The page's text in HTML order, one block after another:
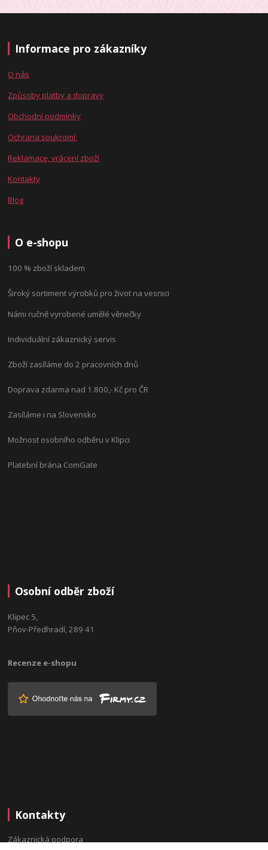
Informace pro zákazníky
O nás
Způsoby platby a dopravy
Obchodní podmínky
Ochrana soukromí
Reklamace, vrácení zboží
Kontakty
Blog
O e-shopu
100 % zboží skladem
Široký sortiment výrobků pro život na vesnici
Námi ručně vyrobené umělé věnečky
Individuální zákaznický servis
Zboží zasíláme do 2 pracovních dnů
Doprava zdarma nad 1.800,- Kč pro ČR
Zasíláme i na Slovensko
Možnost osobního odběru v Klipci
Platební brána ComGate
Osobní odběr zboží
Klipec 5,
Pňov-Předhradí, 289 41
Recenze e-shopu
Kontakty
Zákaznická podpora